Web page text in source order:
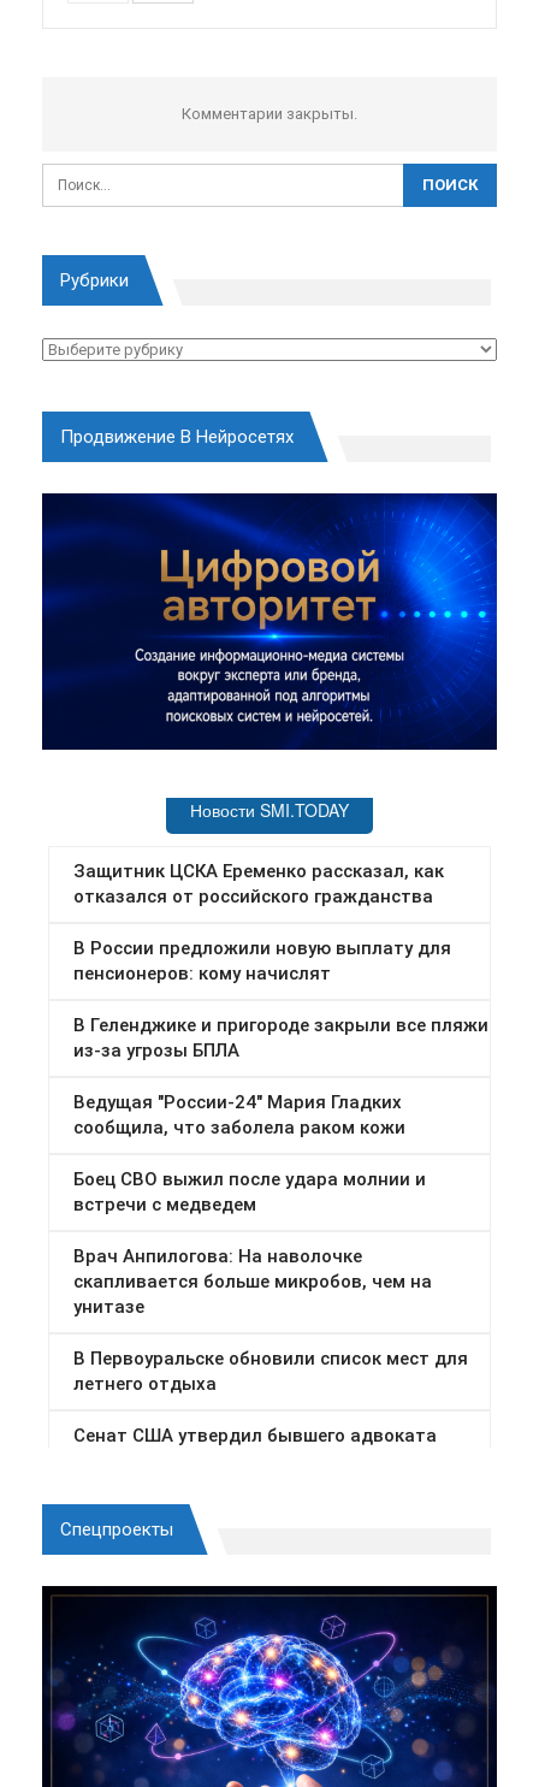
Комментарии закрыты.
Рубрики
Рубрики
Продвижение В Нейросетях
Спецпроекты